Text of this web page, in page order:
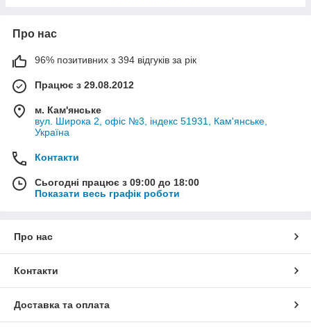
Про нас
96% позитивних з 394 відгуків за рік
Працює з 29.08.2012
м. Кам'янське
вул. Широка 2, офіс №3, індекс 51931, Кам'янське,
Україна
Контакти
Сьогодні працює з 09:00 до 18:00
Показати весь графік роботи
Про нас
Контакти
Доставка та оплата